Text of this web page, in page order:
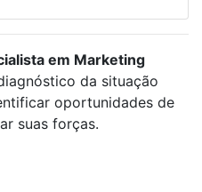
em Marketing
da situação
oportunidades de
suas forças.